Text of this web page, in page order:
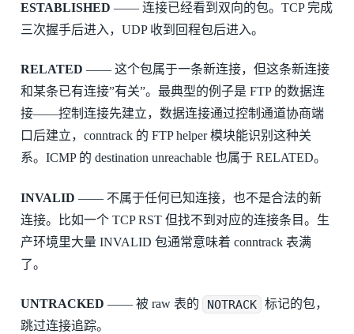
ESTABLISHED —— 连接已经看到双向的包。TCP 完成
三次握手后进入，UDP 收到回程包后进入。
RELATED —— 这个包属于一条新连接，但这条新连接
和某条已有连接”有关”。最典型的例子是 FTP 的数据连
接——控制连接先建立，数据连接通过控制通道协商端
口后建立，conntrack 的 FTP helper 模块能识别这种关
系。ICMP 的 destination unreachable 也属于 RELATED。
INVALID —— 不属于任何已知连接，也不是合法的新
连接。比如一个 TCP RST 但找不到对应的连接条目。生
产环境里大量 INVALID 包通常意味着 conntrack 表满
了。
UNTRACKED —— 被 raw 表的 NOTRACK 标记的包，
跳过连接追踪。